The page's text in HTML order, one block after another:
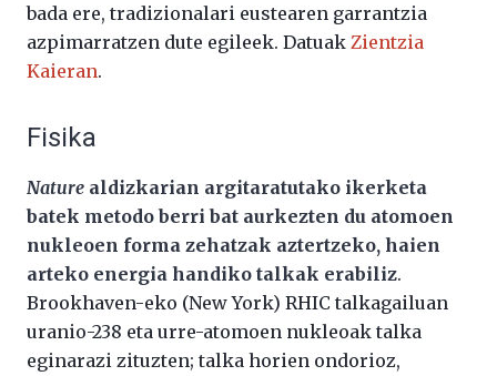
bada ere, tradizionalari eustearen garrantzia
azpimarratzen dute egileek. Datuak Zientzia
Kaieran.
Fisika
Nature aldizkarian argitaratutako ikerketa
batek metodo berri bat aurkezten du atomoen
nukleoen forma zehatzak aztertzeko, haien
arteko energia handiko talkak erabiliz.
Brookhaven-eko (New York) RHIC talkagailuan
uranio-238 eta urre-atomoen nukleoak talka
eginarazi zituzten; talka horien ondorioz,